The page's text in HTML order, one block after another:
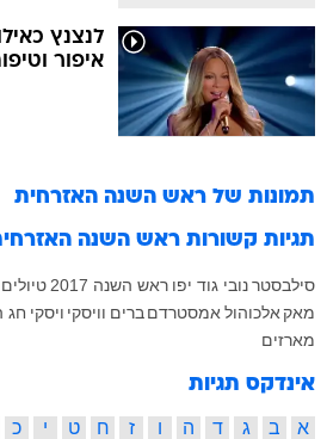
לנצנץ
איפור
תמונות של ראש השנה האזרחית
תגיות קשורות ראש השנה
סילבסטר נובי גוד יפו ראש השנה 2017
מאקאלכוהול אמסטרדם ברים וויסקי ויסקי חג
מארזים
אינדקס תגיות
א ב ג ד ה ו ז ח ט י כ